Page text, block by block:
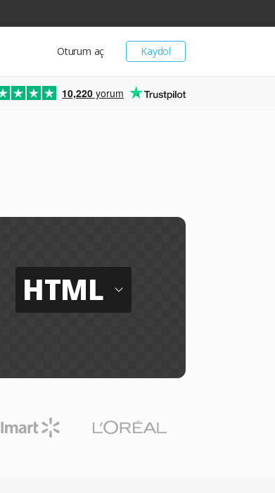
Kaydol
Oturum aç
10,220 yorum
HTML